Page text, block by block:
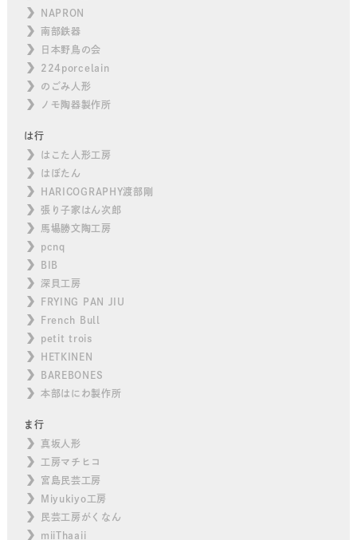
NAPRON
南部鉄器
日本野鳥の会
224porcelain
のごみ人形
ノモ陶器製作所
は行
はこた人形工房
はぼたん
HARICOGRAPHY渡部剛
張り子家はん次郎
馬場勝文陶工房
pcnq
BIB
深貝工房
FRYING PAN JIU
French Bull
petit trois
HETKINEN
BAREBONES
本部はにわ製作所
ま行
真坂人形
工房マチヒコ
宮島民芸工房
Miyukiyo工房
民芸工房がくなん
miiThaaii